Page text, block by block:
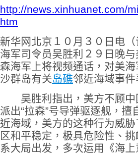
http://news.xinhuanet.com/
htm
新华网北京１０月３０日电
海军司令员吴胜利２９日晚
森海军上将视频通话，对美
沙群岛有关岛礁邻近海域事
吴胜利指出，美方不顾中
派出“拉森”号导弹驱逐舰，
近海域，美方的这种行为威
区和平稳定，极具危险性、
系大局出发，多次运用《海